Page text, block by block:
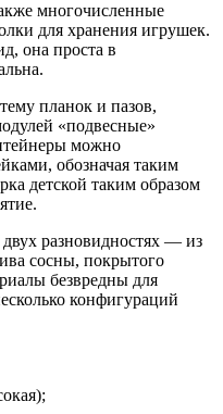
многочисленные
для хранения игрушек.
она проста в
планок и пазов,
«подвесные»
можно
обозначая таким
детской таким образом
разновидностях — из
сосны, покрытого
безвредны для
конфигураций